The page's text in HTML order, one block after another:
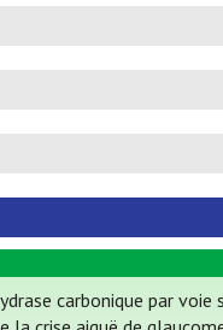
carbonique par voie